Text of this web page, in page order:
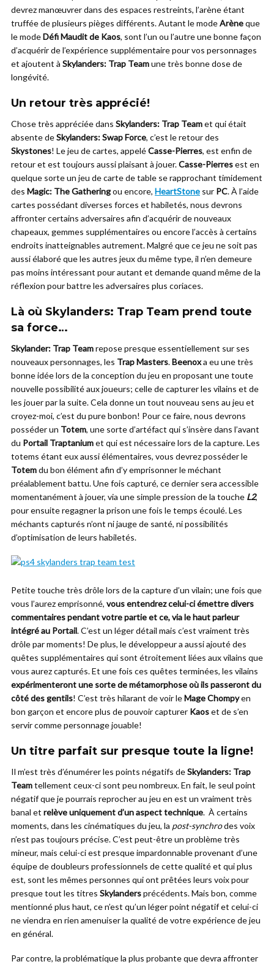
devrez manœuvrer dans des espaces restreints, l’arène étant
truffée de plusieurs pièges différents. Autant le modeArèneque
le modeDéfi Maudit de Kaos, sont l’un ou l’autre une bonne façon
d’acquérir de l’expérience supplémentaire pour vos personnages
et ajoutent à Skylanders: Trap Teamune très bonne dose de
longévité.
Un retour très apprécié!
Chose très appréciée dans Skylanders: Trap Teamet qui était
absente deSkylanders: Swap Force, c’est le retour des
Skystones! Le jeu de cartes, appeléCasse-Pierres, est enfin de
retour et est toujours aussi plaisant à jouer.Casse-Pierresest en
quelque sorte un jeu de carte de table se rapprochant timidement
des Magic: The Gatheringou encore, HeartStone sur PC. À l’aide
cartes possédant diverses forces et habiletés, nous devrons
affronter certains adversaires afin d’acquérir de nouveaux
chapeaux, gemmes supplémentaires ou encore l’accès à certains
endroits inatteignables autrement. Malgré que ce jeu ne soit pas
aussi élaboré que les autres jeux du même type, il n’en demeure
pas moins intéressant pour autant et demande quand même de la
réflexion pour battre les adversaires plus coriaces.
Là où Skylanders: Trap Team prend toute
sa force…
Skylander: Trap Teamrepose presque essentiellement sur ses
nouveaux personnages, les Trap Masters.Beenoxa eu une très
bonne idée lors de la conception du jeu en proposant une toute
nouvelle possibilité aux joueurs; celle de capturer les vilains et de
les jouer par la suite. Cela donne un tout nouveau sens au jeu et
croyez-moi, c’est du pure bonbon! Pour ce faire, nous devrons
posséder un Totem, une sorte d’artéfact qui s’insère dans l’avant
du Portail Traptaniumet qui est nécessaire lors de la capture. Les
totems étant eux aussi élémentaires, vous devrez posséder le
Totemdu bon élément afin d’y emprisonner le méchant
préalablement battu. Une fois capturé, ce dernier sera accessible
momentanément à jouer, via une simple pression de la touche L2,
pour ensuite regagner la prison une fois le temps écoulé. Les
méchants capturés n’ont ni jauge de santé, ni possibilités
d’optimisation de leurs habiletés.
Petite touche très drôle lors de la capture d’un vilain; une fois que
vous l’aurez emprisonné, vous entendrez celui-ci émettre divers
commentaires pendant votre partie et ce, via le haut parleur
intégré au Portail. C’est un léger détail mais c’est vraiment très
drôle par moments! De plus, le développeur a aussi ajouté des
quêtes supplémentaires qui sont étroitement liées aux vilains que
vous aurez capturés. Et une fois ces quêtes terminées, les vilains
expérimenteront une sorte de métamorphose où ils passeront du
côté des gentils! C’est très hilarant de voir leMage Chompyen
bon garçon et encore plus de pouvoir capturer Kaoset de s’en
servir comme personnage jouable!
Un titre parfait sur presque toute la ligne!
Il m’est très d’énumérer les points négatifs deSkylanders: Trap
Teamtellement ceux-ci sont peu nombreux. En fait, le seul point
négatif que je pourrais reprocher au jeu en est un vraiment très
banal et relève uniquement d’un aspect technique. À certains
moments, dans les cinématiques du jeu, la post-synchrodes voix
n’est pas toujours précise. C’est peut-être un problème très
mineur, mais celui-ci est presque impardonnable provenant d’une
équipe de doubleurs professionnels de cette qualité et qui plus
est, sont les mêmes personnes qui ont prêtées leurs voix pour
presque tout les titres Skylandersprécédents. Mais bon, comme
mentionné plus haut, ce n’est qu’un léger point négatif et celui-ci
ne viendra en rien amenuiser la qualité de votre expérience de jeu
en général.
Par contre, la problématique la plus probante que devra affronter